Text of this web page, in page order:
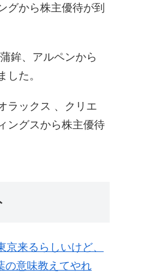
グから株主優待が到
鉾、アルペンから
した。
ラックス 、クリエ
ングスから株主優待
京来るらしいけど、
の意味教えてやれ